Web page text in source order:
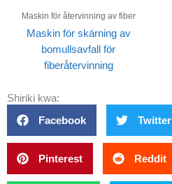
Maskin för återvinning av fiber
Maskin för skärning av
bomullsavfall för
fiberåtervinning
Shiriki kwa:
Facebook Twitter
Pinterest Reddit